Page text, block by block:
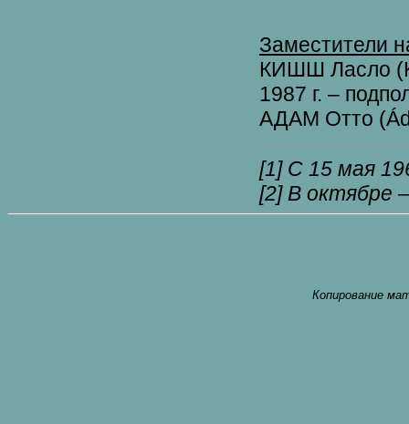
Заместители
КИШШ Ласло
1987 г. –
АДАМ Отто
[1]С 15 мая
[2]В октябре –
Копирование